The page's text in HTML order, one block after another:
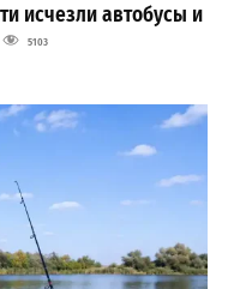
исчезли автобусы и
5103